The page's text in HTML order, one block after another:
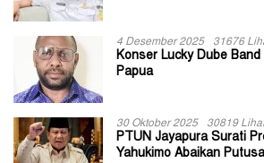
4 Desember 2025 31676
Konser Lucky Dube
Papua
30 Oktober 2025 30819 Lihat
PTUN Jayapura Surati
Yahukimo Abaikan